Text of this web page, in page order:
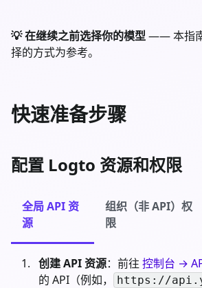
💡 在继续之前选择你的模型—— 本指
择的方式为参考。
快速准备步骤
配置 Logto 资源和权限
全局 API 资
源
组织（非 API）权
限
创建 API 资源：前往 控制台 →
的 API（例如，
https://